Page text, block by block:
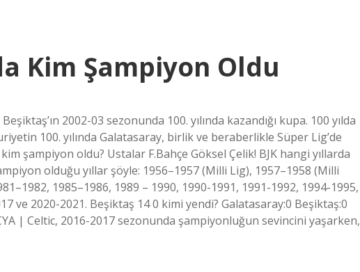
Kim Şampiyon Oldu
2002-03 sezonunda 100. yılında kazandığı kupa. 100 yılda
100. yılında Galatasaray, birlik ve beraberlikle Süper Lig’de
şampiyon oldu? Ustalar F.Bahçe Göksel Çelik! BJK hangi yıllarda
olduğu yıllar şöyle: 1956–1957 (Milli Lig), 1957–1958 (Milli
1985–1986, 1989 – 1990, 1990-1991, 1991-1992, 1994-1995,
ve 2020-2021. Beşiktaş 14 0 kimi yendi? Galatasaray:0 Beşiktaş:0
| Celtic, 2016-2017 sezonunda şampiyonluğun sevincini yaşarken,